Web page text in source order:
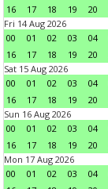
16
17 18 19 20
Fri 14 Aug 2026
00
01 02 03 04
16
17 18 19 20
Sat 15 Aug 2026
00
01 02 03 04
16
17 18 19 20
Sun 16 Aug 2026
00
01 02 03 04
16
17 18 19 20
Mon 17 Aug 2026
00
01 02 03 04